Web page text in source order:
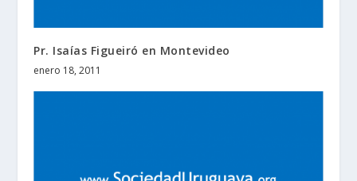
Pr. Isaías Figueiró en Montevideo
enero 18, 2011